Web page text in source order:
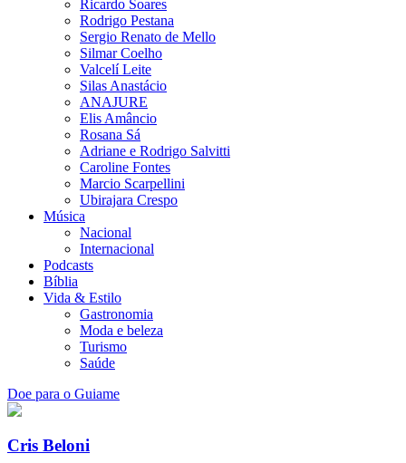
Ricardo Soares
Rodrigo Pestana
Sergio Renato de Mello
Silmar Coelho
Valcelí Leite
Silas Anastácio
ANAJURE
Elis Amâncio
Rosana Sá
Adriane e Rodrigo Salvitti
Caroline Fontes
Marcio Scarpellini
Ubirajara Crespo
Música
Nacional
Internacional
Podcasts
Bíblia
Vida & Estilo
Gastronomia
Moda e beleza
Turismo
Saúde
Doe para o Guiame
Cris Beloni